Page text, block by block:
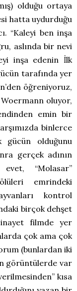
olduğu ortaya
hatta uydurduğu
“Kaleyi ben inşa
aslında bir nevi
inşa edenin İlk
tarafında yer
öğreniyoruz,
oluyor,
emin bir
binlerce
gücün olduğunu
gerçek adının
“Molasar”
emrindeki
kontrol
birçok dehşet
filmde yer
çok ama çok
(bunlardan iki
görüntülerde var
kısa